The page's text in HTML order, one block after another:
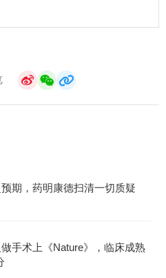
期，药明康德扫清一切质疑
手术上《Nature》，临床成熟